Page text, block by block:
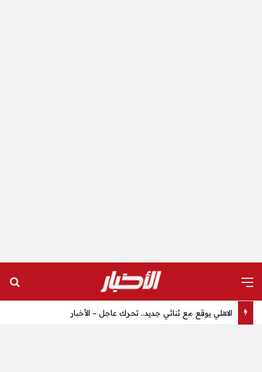
الاهلي يوقع مع ثنائي جديد.. تحرك عاجل – الأخبار